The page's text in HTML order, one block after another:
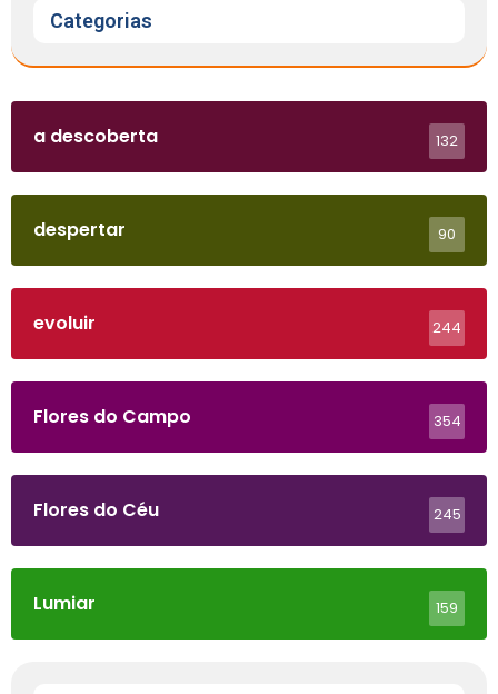
Categorias
a descoberta 132
despertar 90
evoluir 244
Flores do Campo 354
Flores do Céu 245
Lumiar 159